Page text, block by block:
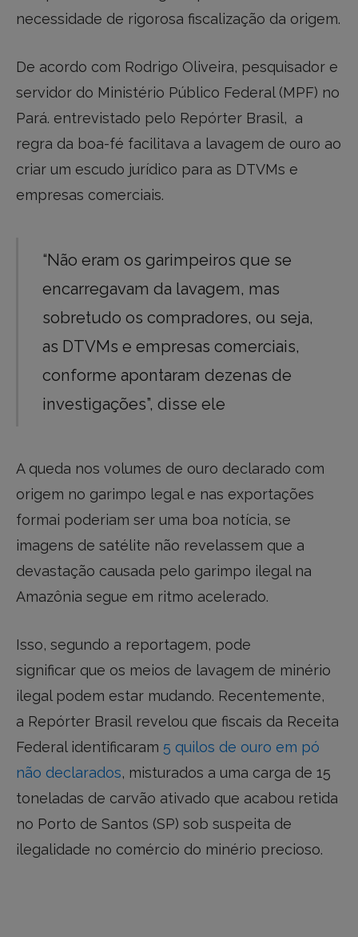
necessidade de rigorosa fiscalização da origem.
De acordo com Rodrigo Oliveira, pesquisador e
servidor do Ministério Público Federal (MPF) no
Pará. entrevistado pelo Repórter Brasil, a
regra da boa-fé facilitava a lavagem de ouro ao
criar um escudo jurídico para as DTVMs e
empresas comerciais.
“Não eram os garimpeiros que se
encarregavam da lavagem, mas
sobretudo os compradores, ou seja,
as DTVMs e empresas comerciais,
conforme apontaram dezenas de
investigações”, disse ele
A queda nos volumes de ouro declarado com
origem no garimpo legal e nas exportações
formai poderiam ser uma boa notícia, se
imagens de satélite não revelassem que a
devastação causada pelo garimpo ilegal na
Amazônia segue em ritmo acelerado.
Isso, segundo a reportagem, pode
significar que os meios de lavagem de minério
ilegal podem estar mudando. Recentemente,
a Repórter Brasil revelou que fiscais da Receita
Federal identificaram 5 quilos de ouro em pó
não declarados, misturados a uma carga de 15
toneladas de carvão ativado que acabou retida
no Porto de Santos (SP) sob suspeita de
ilegalidade no comércio do minério precioso.